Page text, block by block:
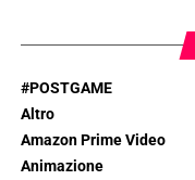
#POSTGAME
Altro
Amazon Prime Video
Animazione